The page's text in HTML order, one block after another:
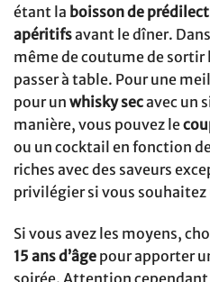
étant la boisson de
apéritifsavant le dîner.
même de coutume de sortir
passer à table. Pour une
pour un whisky secavec un
manière, vous pouvez le
ou un cocktail en fonction
riches avec des saveurs
privilégier si vous
Si vous avez les moyens,
15 ans d’âge pour apporter
soirée. Attention